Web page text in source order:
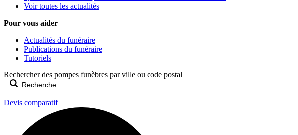
Voir toutes les actualités
Pour vous aider
Actualités du funéraire
Publications du funéraire
Tutoriels
Rechercher des pompes funèbres par ville ou code postal
Devis comparatif